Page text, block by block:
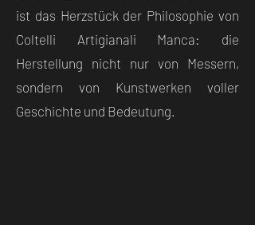
ist das Herzstück der Philosophie von
Coltelli Artigianali Manca: die
Herstellung nicht nur von Messern,
sondern von Kunstwerken voller
Geschichte und Bedeutung.